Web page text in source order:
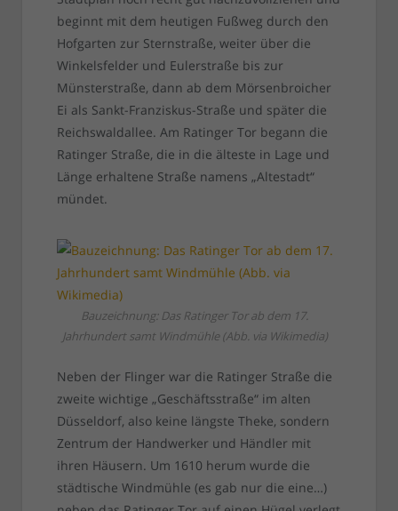
beginnt mit dem heutigen Fußweg durch den
Hofgarten zur Sternstraße, weiter über die
Winkelsfelder und Eulerstraße bis zur
Münsterstraße, dann ab dem Mörsenbroicher
Ei als Sankt-Franziskus-Straße und später die
Reichswaldallee. Am Ratinger Tor begann die
Ratinger Straße, die in die älteste in Lage und
Länge erhaltene Straße namens „Altestadt“
mündet.
Bauzeichnung: Das Ratinger Tor ab dem 17.
Jahrhundert samt Windmühle (Abb. via Wikimedia)
Neben der Flinger war die Ratinger Straße die
zweite wichtige „Geschäftsstraße“ im alten
Düsseldorf, also keine längste Theke, sondern
Zentrum der Handwerker und Händler mit
ihren Häusern. Um 1610 herum wurde die
städtische Windmühle (es gab nur die eine…)